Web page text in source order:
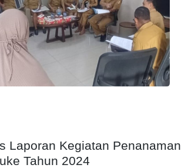
Laporan Kegiatan
Tahun 2024